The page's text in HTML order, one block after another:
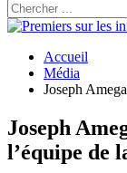
Accueil
Média
Joseph
Joseph
l’équipe de